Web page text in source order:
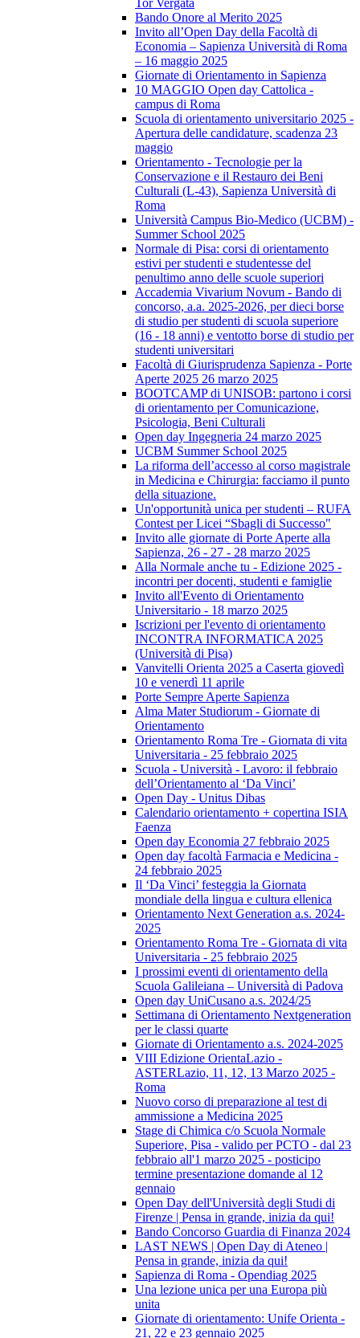
Tor Vergata
Bando Onore al Merito 2025
Invito all’Open Day della Facoltà di
Economia – Sapienza Università di Roma
– 16 maggio 2025
Giornate di Orientamento in Sapienza
10 MAGGIO Open day Cattolica -
campus di Roma
Scuola di orientamento universitario 2025 -
Apertura delle candidature, scadenza 23
maggio
Orientamento - Tecnologie per la
Conservazione e il Restauro dei Beni
Culturali (L-43), Sapienza Università di
Roma
Università Campus Bio-Medico (UCBM) -
Summer School 2025
Normale di Pisa: corsi di orientamento
estivi per studenti e studentesse del
penultimo anno delle scuole superiori
Accademia Vivarium Novum - Bando di
concorso, a.a. 2025-2026, per dieci borse
di studio per studenti di scuola superiore
(16 - 18 anni) e ventotto borse di studio per
studenti universitari
Facoltà di Giurisprudenza Sapienza - Porte
Aperte 2025 26 marzo 2025
BOOTCAMP di UNISOB: partono i corsi
di orientamento per Comunicazione,
Psicologia, Beni Culturali
Open day Ingegneria 24 marzo 2025
UCBM Summer School 2025
La riforma dell’accesso al corso magistrale
in Medicina e Chirurgia: facciamo il punto
della situazione.
Un'opportunità unica per studenti – RUFA
Contest per Licei “Sbagli di Successo"
Invito alle giornate di Porte Aperte alla
Sapienza, 26 - 27 - 28 marzo 2025
Alla Normale anche tu - Edizione 2025 -
incontri per docenti, studenti e famiglie
Invito all'Evento di Orientamento
Universitario - 18 marzo 2025
Iscrizioni per l'evento di orientamento
INCONTRA INFORMATICA 2025
(Università di Pisa)
Vanvitelli Orienta 2025 a Caserta giovedì
10 e venerdì 11 aprile
Porte Sempre Aperte Sapienza
Alma Mater Studiorum - Giornate di
Orientamento
Orientamento Roma Tre - Giornata di vita
Universitaria - 25 febbraio 2025
Scuola - Università - Lavoro: il febbraio
dell’Orientamento al ‘Da Vinci’
Open Day - Unitus Dibas
Calendario orientamento + copertina ISIA
Faenza
Open day Economia 27 febbraio 2025
Open day facoltà Farmacia e Medicina -
24 febbraio 2025
Il ‘Da Vinci’ festeggia la Giornata
mondiale della lingua e cultura ellenica
Orientamento Next Generation a.s. 2024-
2025
Orientamento Roma Tre - Giornata di vita
Universitaria - 25 febbraio 2025
I prossimi eventi di orientamento della
Scuola Galileiana – Università di Padova
Open day UniCusano a.s. 2024/25
Settimana di Orientamento Nextgeneration
per le classi quarte
Giornate di Orientamento a.s. 2024-2025
VIII Edizione OrientaLazio -
ASTERLazio, 11, 12, 13 Marzo 2025 -
Roma
Nuovo corso di preparazione al test di
ammissione a Medicina 2025
Stage di Chimica c/o Scuola Normale
Superiore, Pisa - valido per PCTO - dal 23
febbraio all'1 marzo 2025 - posticipo
termine presentazione domande al 12
gennaio
Open Day dell'Università degli Studi di
Firenze | Pensa in grande, inizia da qui!
Bando Concorso Guardia di Finanza 2024
LAST NEWS | Open Day di Ateneo |
Pensa in grande, inizia da qui!
Sapienza di Roma - Opendiag 2025
Una lezione unica per una Europa più
unita
Giornate di orientamento: Unife Orienta -
21, 22 e 23 gennaio 2025